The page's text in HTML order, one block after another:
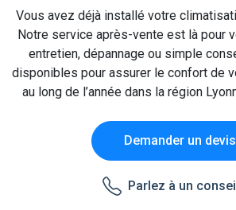
Vous avez déjà installé votre
Notre service après-vente est là pour
entretien, dépannage ou simple
disponibles pour assurer le confort de
au long de l’année dans la région
Demander un devis
Parlez à un